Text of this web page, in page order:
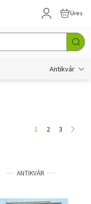
Üres
Antikvár
1 2 3
ANTIKVÁR